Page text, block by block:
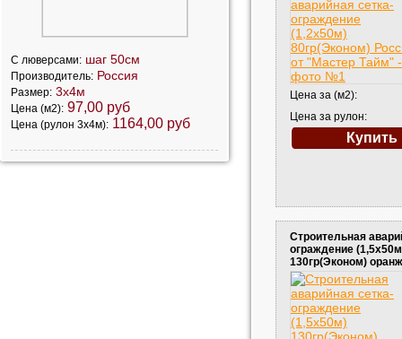
С люверсами: шаг 50см
Производитель: Россия
Размер: 3х4м
Цена (м2): 97,00 руб
Цена (рулон 3х4м): 1164,00 руб
Цена за (м2):
Цена за рулон:
Купить
Строительная
ограждение
130гр(Эконом)